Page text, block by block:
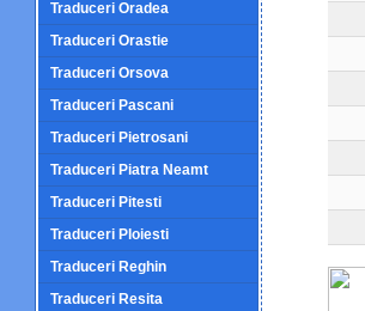
Traduceri Oradea
Traduceri Orastie
Traduceri Orsova
Traduceri Pascani
Traduceri Pietrosani
Traduceri Piatra Neamt
Traduceri Pitesti
Traduceri Ploiesti
Traduceri Reghin
Traduceri Resita